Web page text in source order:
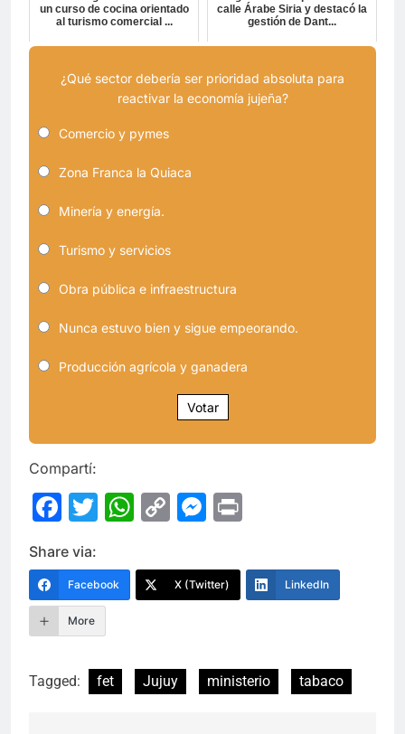
un curso de cocina orientado
al turismo comercial ...
calle Árabe Siria y destacó la
gestión de Dant...
¿Qué sector debería ser prioridad absoluta para
reactivar la economía jujeña?
Comercio y pymes
Zona Franca la Quiaca
Minería y energía.
Turismo y servicios
Obra pública e infraestructura
Nunca estuvo bien y sigue empeorando.
Producción agrícola y ganadera
Votar
Compartí:
Facebook
Twitter
WhatsApp
CopyMessenger
Share via:
Facebook X (Twitter) LinkedIn
More
Tagged: fet Jujuy ministerio tabaco